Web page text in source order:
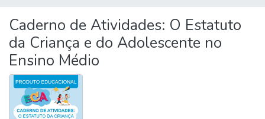
Statistics
The Repository
Caderno de Atividades: O Estatuto
da Criança e do Adolescente no
Ensino Médio